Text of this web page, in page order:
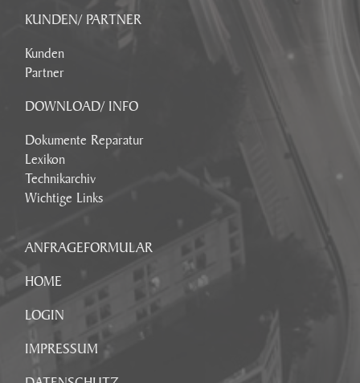
KUNDEN/ PARTNER
Kunden
Partner
DOWNLOAD/ INFO
Dokumente Reparatur
Lexikon
Technikarchiv
Wichtige Links
ANFRAGEFORMULAR
HOME
LOGIN
IMPRESSUM